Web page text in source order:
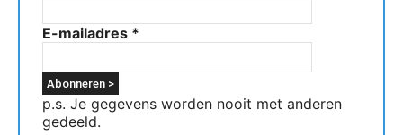
E-mailadres *
p.s. Je gegevens worden nooit met anderen
gedeeld.